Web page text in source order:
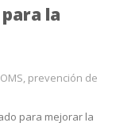
la
prevención de
para mejorar la